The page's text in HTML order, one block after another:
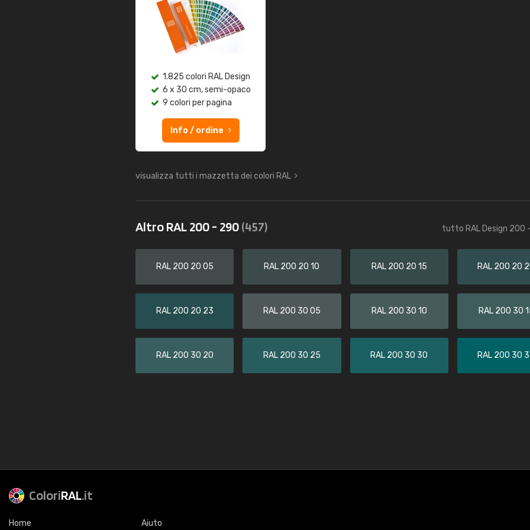
1.825 colori RAL Design
6 x 30 cm, semi-opaco
9 colori per pagina
Info / ordine
visualizza tutti i mazzetta dei colori RAL
Altro RAL 200 - 290(457) tutto RAL Design 200
RAL 200 20 05 RAL 200 20 10 RAL 200 20 15 RAL 200 20
RAL 200 20 23 RAL 200 30 05 RAL 200 30 10 RAL 200 30
RAL 200 30 20 RAL 200 30 25 RAL 200 30 30 RAL 200 30
ColoriRAL.it
Home Aiuto